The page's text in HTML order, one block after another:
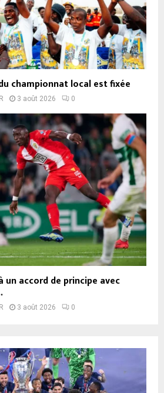
championnat local est fixée
3 août 2026 0
accord de principe avec
3 août 2026 0